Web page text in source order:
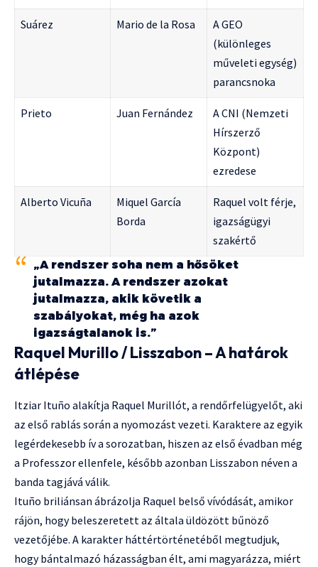
Suárez Mario de la Rosa
A GEO
(különleges
műveleti egység)
parancsnoka
Prieto Juan Fernández
A CNI (Nemzeti
Hírszerző
Központ)
ezredese
Alberto Vicuña
Miquel García
Borda
Raquel volt férje,
igazságügyi
szakértő
„A rendszer soha nem a hősöket
jutalmazza. A rendszer azokat
jutalmazza, akik követik a
szabályokat, még ha azok
igazságtalanok is.”
Raquel Murillo / Lisszabon – A határok
átlépése
Itziar Ituño alakítja Raquel Murillót, a rendőrfelügyelőt, aki
az első rablás során a nyomozást vezeti. Karaktere az egyik
legérdekesebb ív a sorozatban, hiszen az első évadban még
a Professzor ellenfele, később azonban Lisszabon néven a
banda tagjává válik.
Ituño briliánsan ábrázolja Raquel belső vívódását, amikor
rájön, hogy beleszeretett az általa üldözött bűnöző
vezetőjébe. A karakter háttértörténetéből megtudjuk,
hogy bántalmazó házasságban élt, ami magyarázza, miért